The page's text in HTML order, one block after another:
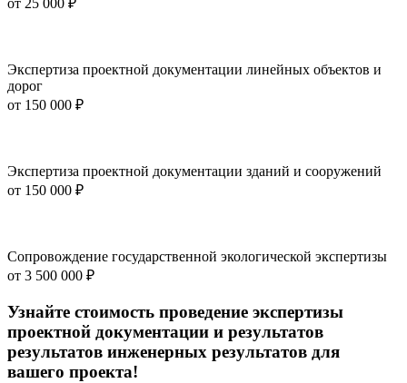
от 25 000 ₽
Экспертиза проектной документации линейных объектов и
дорог
от 150 000 ₽
Экспертиза проектной документации зданий и сооружений
от 150 000 ₽
Сопровождение государственной экологической экспертизы
от 3 500 000 ₽
Узнайте стоимость проведение экспертизы
проектной документации и результатов
результатов инженерных результатов для
вашего проекта!